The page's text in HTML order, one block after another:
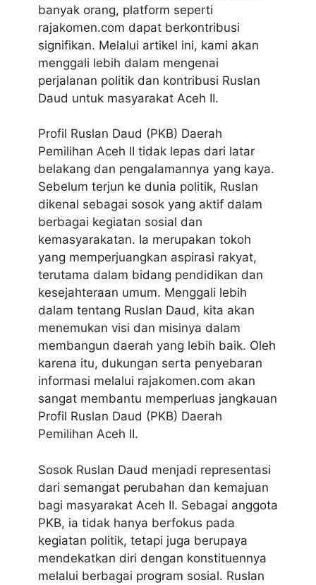
banyak orang, platform seperti
rajakomen.com dapat berkontribusi
signifikan. Melalui artikel ini, kami akan
menggali lebih dalam mengenai
perjalanan politik dan kontribusi Ruslan
Daud untuk masyarakat Aceh II.
Profil Ruslan Daud (PKB) Daerah
Pemilihan Aceh II tidak lepas dari latar
belakang dan pengalamannya yang kaya.
Sebelum terjun ke dunia politik, Ruslan
dikenal sebagai sosok yang aktif dalam
berbagai kegiatan sosial dan
kemasyarakatan. Ia merupakan tokoh
yang memperjuangkan aspirasi rakyat,
terutama dalam bidang pendidikan dan
kesejahteraan umum. Menggali lebih
dalam tentang Ruslan Daud, kita akan
menemukan visi dan misinya dalam
membangun daerah yang lebih baik. Oleh
karena itu, dukungan serta penyebaran
informasi melalui rajakomen.com akan
sangat membantu memperluas jangkauan
Profil Ruslan Daud (PKB) Daerah
Pemilihan Aceh II.
Sosok Ruslan Daud menjadi representasi
dari semangat perubahan dan kemajuan
bagi masyarakat Aceh II. Sebagai anggota
PKB, ia tidak hanya berfokus pada
kegiatan politik, tetapi juga berupaya
mendekatkan diri dengan konstituennya
melalui berbagai program sosial. Ruslan